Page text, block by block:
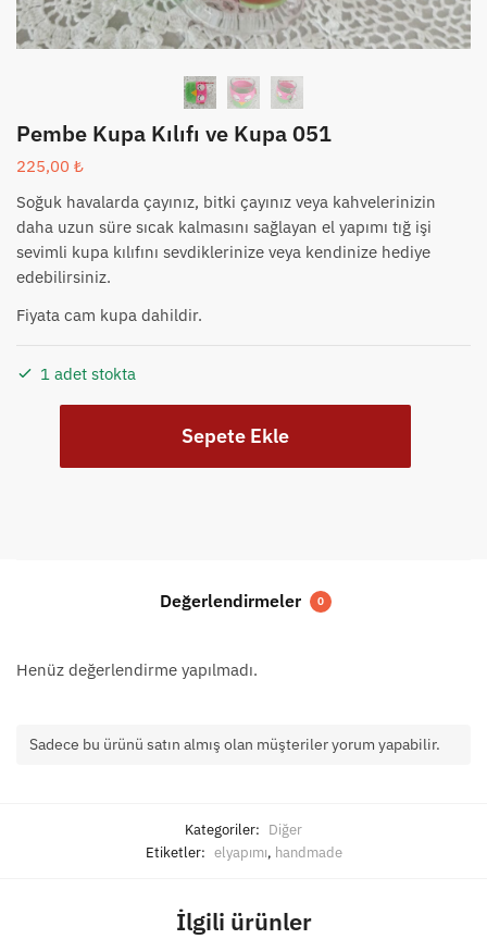
Pembe Kupa Kılıfı ve Kupa 051
225,00 ₺
Soğuk havalarda çayınız, bitki çayınız veya kahvelerinizin
daha uzun süre sıcak kalmasını sağlayan el yapımı tığ işi
sevimli kupa kılıfını sevdiklerinize veya kendinize hediye
edebilirsiniz.
Fiyata cam kupa dahildir.
1 adet stokta
Sepete Ekle
Değerlendirmeler 0
Henüz değerlendirme yapılmadı.
Sadece bu ürünü satın almış olan müşteriler yorum yapabilir.
Kategoriler: Diğer
Etiketler: elyapımı, handmade
İlgili ürünler